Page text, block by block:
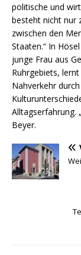
politische und
besteht nicht nur
zwischen den
Staaten.“ In
junge Frau aus
Ruhrgebiets,
Nahverkehr
Alltagserfahrung.
Beyer.